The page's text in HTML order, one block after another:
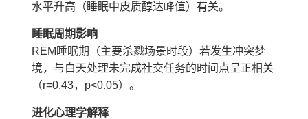
水平升高（睡眠中皮质醇达峰值）有关。
睡眠周期影响
REM睡眠期（主要杀戮场景时段）若发生冲突梦
境，与白天处理未完成社交任务的时间点呈正相关
（r=0.43，p<0.05）。
进化心理学解释